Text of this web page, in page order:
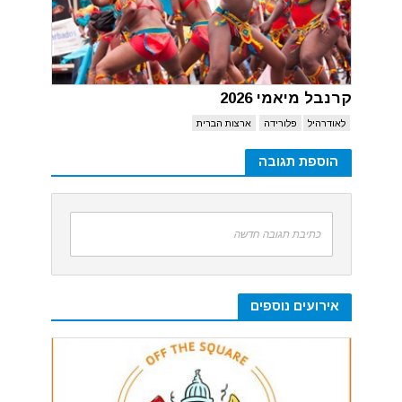
קרנבל מיאמי 2026
לאודרהיל פלורידה ארצות הברית
הוספת תגובה
כתיבת תגובה חדשה
אירועים נוספים